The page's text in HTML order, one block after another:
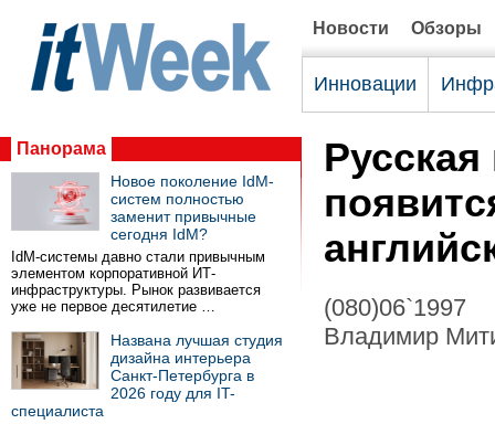
Новости Обзоры
Инновации
Панорама
Новое поколение IdM-
систем полностью
заменит привычные
сегодня IdM?
IdM-системы давно стали привычным
элементом корпоративной ИТ-
инфраструктуры. Рынок развивается
уже не первое десятилетие …
Названа лучшая студия
дизайна интерьера
Санкт-Петербурга в
2026 году для IT-
специалиста
(080)06`1997
Владимир